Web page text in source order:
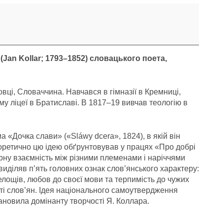
Kollаr; 1793–1852) словацького поета,
Словаччина. Навчався в гімназії в Кремниці,
ліцеї в Братиславі. В 1817–19 вивчав теологію в
«Дочка слави» («Sláwy dcera», 1824), в якій він
цю ідею обґрунтовував у працях «Про добрі
взаємність між різними племенами і наріччями
п’ять головних ознак слов’янського характеру:
любов до своєї мови та терпимість до чужих
слов’ян. Ідея національного самоутвердження
домінанту творчості Я. Коллара.